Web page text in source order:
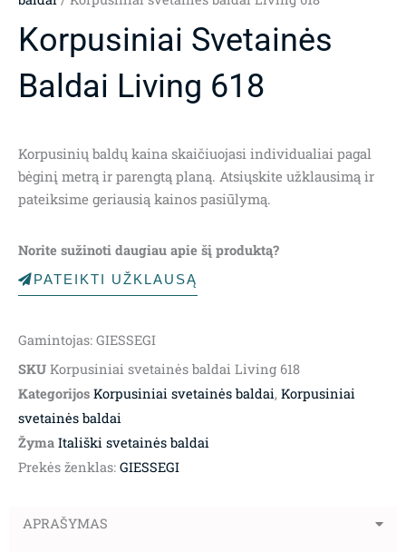
Korpusiniai Svetainės
Baldai Living 618
Korpusinių baldų kaina skaičiuojasi individualiai pagal
bėginį metrą ir parengtą planą. Atsiųskite užklausimą ir
pateiksime geriausią kainos pasiūlymą.
Norite sužinoti daugiau apie šį produktą?
PATEIKTI UŽKLAUSĄ
Gamintojas: GIESSEGI
SKU Korpusiniai svetainės baldai Living 618
Kategorijos Korpusiniai svetainės baldai, Korpusiniai
svetainės baldai
Žyma Itališki svetainės baldai
Prekės ženklas: GIESSEGI
APRAŠYMAS